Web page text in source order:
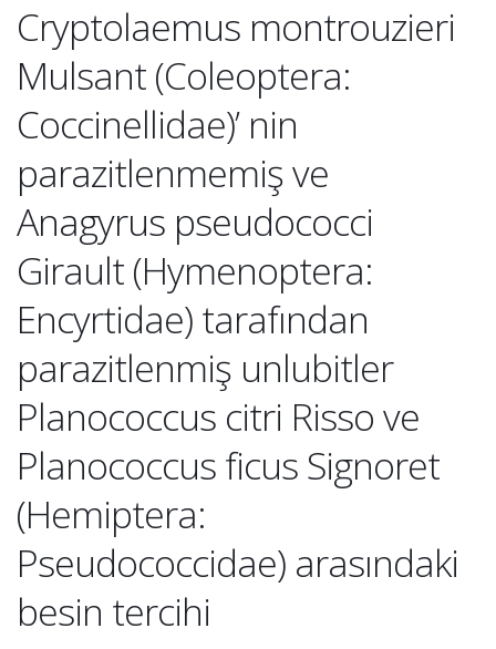
Cryptolaemus montrouzieri
Mulsant (Coleoptera:
Coccinellidae)’ nin
parazitlenmemiş ve
Anagyrus pseudococci
Girault (Hymenoptera:
Encyrtidae) tarafından
parazitlenmiş unlubitler
Planococcus citri Risso ve
Planococcus ficus Signoret
(Hemiptera:
Pseudococcidae) arasındaki
besin tercihi